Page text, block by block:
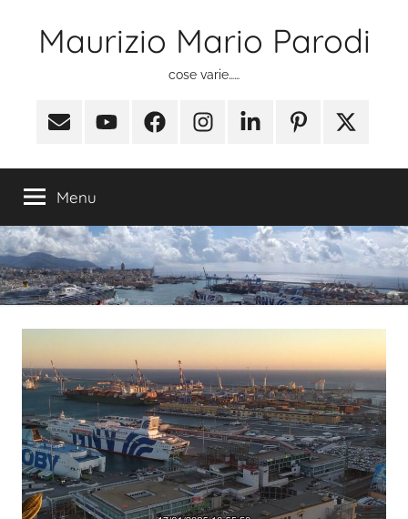
Maurizio Mario Parodi
cose varie……
Email YoutubeFacebookInstagramLinkedinPinterest
X
Twitter)
Menu